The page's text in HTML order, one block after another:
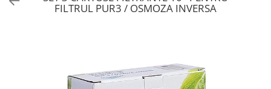
IZOLATIE
FILTRUL PUR3 / OSMOZA INVERSA